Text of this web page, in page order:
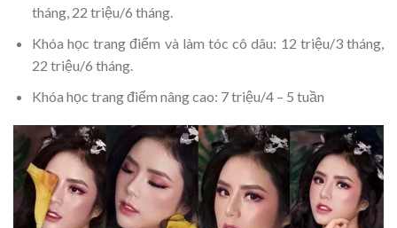
tháng, 22 triệu/6 tháng.
Khóa học trang điểm và làm tóc cô dâu: 12 triệu/3 tháng,
22 triệu/6 tháng.
Khóa học trang điểm nâng cao: 7 triệu/4 – 5 tuần